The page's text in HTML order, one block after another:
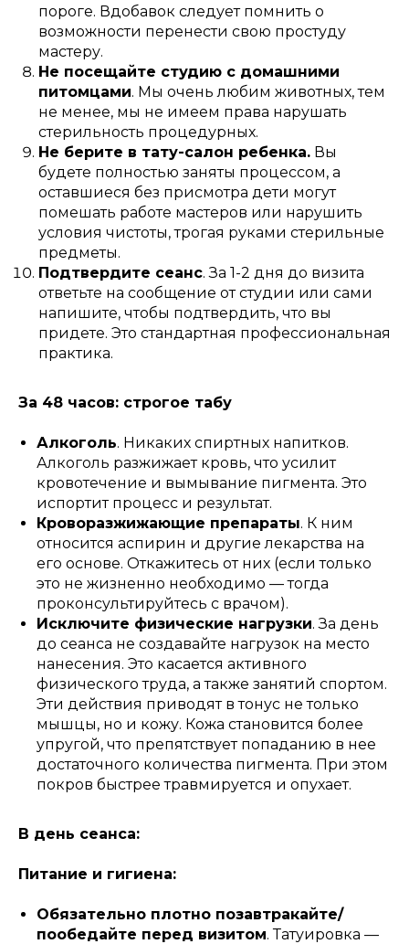
пороге. Вдобавок следует помнить о
возможности перенести свою простуду
мастеру.
Не посещайте студию с домашними
питомцами. Мы очень любим животных, тем
не менее, мы не имеем права нарушать
стерильность процедурных.
Не берите в тату-салон ребенка. Вы
будете полностью заняты процессом, а
оставшиеся без присмотра дети могут
помешать работе мастеров или нарушить
условия чистоты, трогая руками стерильные
предметы.
Подтвердите сеанс. За 1-2 дня до визита
ответьте на сообщение от студии или сами
напишите, чтобы подтвердить, что вы
придете. Это стандартная профессиональная
практика.
За 48 часов: строгое табу
Алкоголь. Никаких спиртных напитков.
Алкоголь разжижает кровь, что усилит
кровотечение и вымывание пигмента. Это
испортит процесс и результат.
Кроворазжижающие препараты. К ним
относится аспирин и другие лекарства на
его основе. Откажитесь от них (если только
это не жизненно необходимо — тогда
проконсультируйтесь с врачом).
Исключите физические нагрузки. За день
до сеанса не создавайте нагрузок на место
нанесения. Это касается активного
физического труда, а также занятий спортом.
Эти действия приводят в тонус не только
мышцы, но и кожу. Кожа становится более
упругой, что препятствует попаданию в нее
достаточного количества пигмента. При этом
покров быстрее травмируется и опухает.
В день сеанса:
Питание и гигиена:
Обязательно плотно позавтракайте/
пообедайте перед визитом. Татуировка —